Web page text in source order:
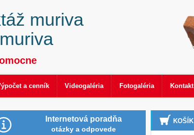
a cenník Videogaléria Fotogaléria Kontakt
muriva
Internetová poradňa
otázky a odpovede
KOŠÍK